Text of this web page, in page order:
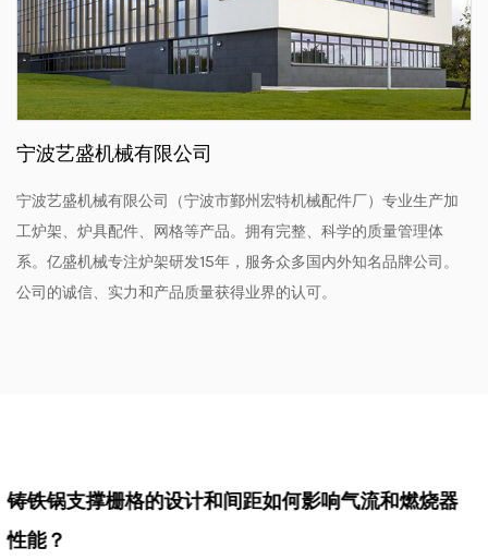
宁波艺盛机械有限公司
宁波艺盛机械有限公司（宁波市鄞州宏特机械配件厂）专业生产加
工炉架、炉具配件、网格等产品。拥有完整、科学的质量管理体
系。亿盛机械专注炉架研发15年，服务众多国内外知名品牌公司。
公司的诚信、实力和产品质量获得业界的认可。
响气流和燃烧器 铸铁锅支架是否涂有保护层以防止